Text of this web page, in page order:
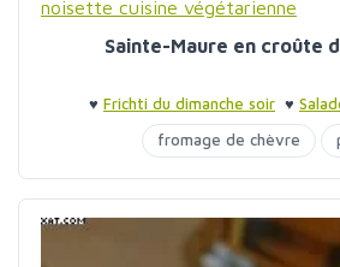
Sainte-Maure en croûte
♥ Frichti du dimanche soir ♥
fromage de chèvre